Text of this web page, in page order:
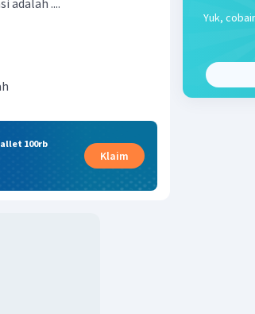
adalah ....
100rb
Klaim
Yuk,